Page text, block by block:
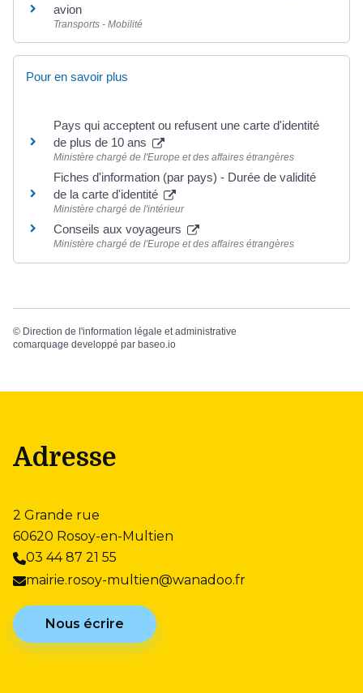
avion
Transports - Mobilité
Pour en savoir plus
Pays qui acceptent ou refusent une carte d'identité
de plus de 10 ans
Ministère chargé de l'Europe et des affaires étrangères
Fiches d'information (par pays) - Durée de validité
de la carte d'identité
Ministère chargé de l'intérieur
Conseils aux voyageurs
Ministère chargé de l'Europe et des affaires étrangères
© Direction de l'information légale et administrative
comarquage developpé par baseo.io
Adresse
2 Grande rue
60620 Rosoy-en-Multien
03 44 87 21 55
mairie.rosoy-multien@wanadoo.fr
Nous écrire